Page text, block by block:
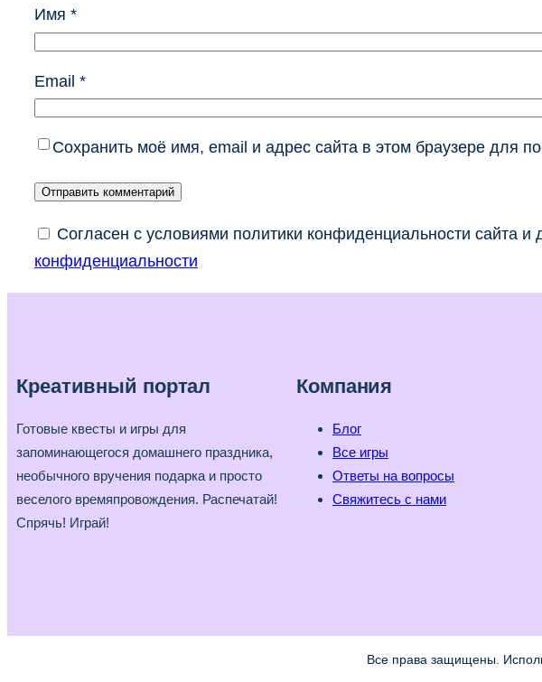
Имя *
Email *
Сохранить моё имя, email и адрес сайта в этом браузере для
Согласен с условиями политики конфиденциальности сайта
конфиденциальности
Креативный портал
Готовые квесты и игры для
запоминающегося домашнего праздника,
необычного вручения подарка и просто
веселого времяпровождения. Распечатай!
Спрячь! Играй!
Компания
Блог
Все игры
Ответы на вопросы
Свяжитесь с нами
Все права защищены.